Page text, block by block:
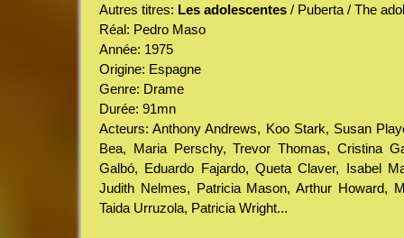
Autres titres: Les adolescentes / Puberta / The
Réal: Pedro Maso
Année: 1975
Origine: Espagne
Genre: Drame
Durée: 91mn
Acteurs: Anthony Andrews, Koo Stark, Susan
Bea, Maria Perschy, Trevor Thomas, Cristina
Galbó, Eduardo Fajardo, Queta Claver, Isabel
Judith Nelmes, Patricia Mason, Arthur Howard,
Taida Urruzola, Patricia Wright...